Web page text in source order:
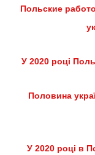
Польские
У 2020 році
Половина
У 2020 році в